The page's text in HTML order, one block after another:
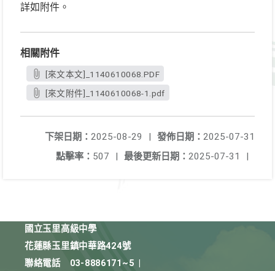
詳如附件。
相關附件
[來文本文]_1140610068.PDF
[來文附件]_1140610068-1.pdf
發佈日期： 2025-07-31
下架日期： 2025-08-29
|
最後更新日期： 2025-07-31 |
點擊率： 507 |
國立玉里高級中學
花蓮縣玉里鎮中華路424號
聯絡電話
03-8886171~5